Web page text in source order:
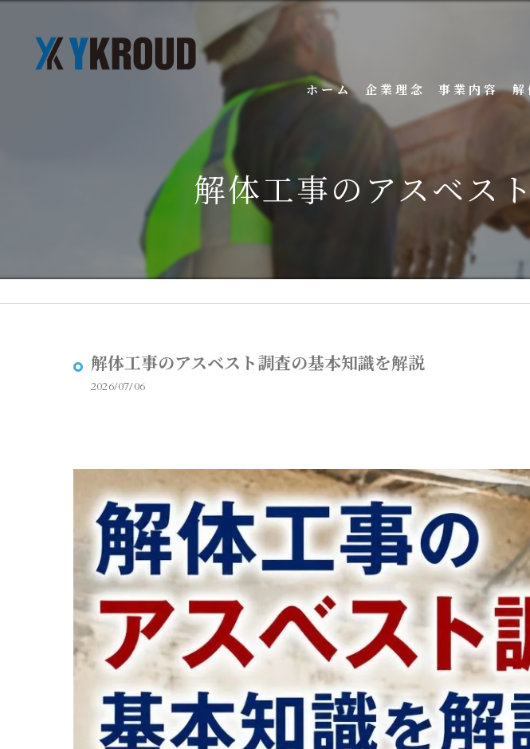
ホーム 企業理念 事業内容 解
解体工事のアスベス
解体工事のアスベスト調査の基本知識を解説
2026/07/06